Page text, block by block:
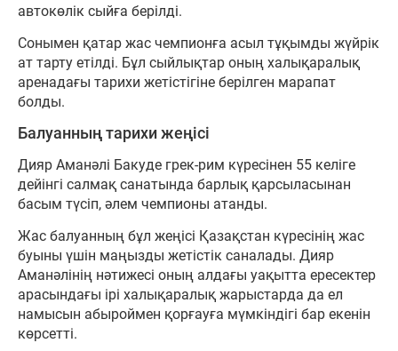
автокөлік сыйға берілді.
Сонымен қатар жас чемпионға асыл тұқымды жүйрік
ат тарту етілді. Бұл сыйлықтар оның халықаралық
аренадағы тарихи жетістігіне берілген марапат
болды.
Балуанның тарихи жеңісі
Дияр Аманәлі Бакуде грек-рим күресінен 55 келіге
дейінгі салмақ санатында барлық қарсыласынан
басым түсіп, әлем чемпионы атанды.
Жас балуанның бұл жеңісі Қазақстан күресінің жас
буыны үшін маңызды жетістік саналады. Дияр
Аманәлінің нәтижесі оның алдағы уақытта ересектер
арасындағы ірі халықаралық жарыстарда да ел
намысын абыроймен қорғауға мүмкіндігі бар екенін
көрсетті.